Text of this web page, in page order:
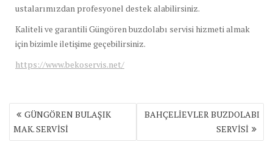
ustalarımızdan profesyonel destek alabilirsiniz.
Kaliteli ve garantili Güngören buzdolabı servisi hizmeti almak
için bizimle iletişime geçebilirsiniz.
https://www.bekoservis.net/
Yazı
gezinmesi
GÜNGÖREN BULAŞIK
MAK. SERVİSİ
BAHÇELİEVLER BUZDOLABI
SERVİSİ